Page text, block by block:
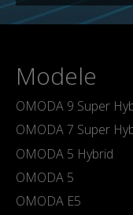
Modele
OMODA 9 Super
OMODA 7 Super
OMODA 5 Hybrid
OMODA 5
OMODA E5